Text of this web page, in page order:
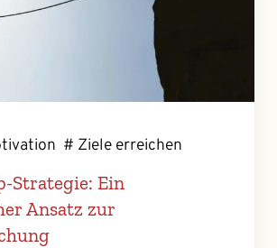
# Ziele erreichen
Strategie: Ein
Ansatz zur